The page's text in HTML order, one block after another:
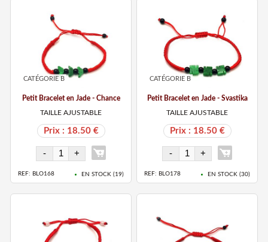
CATÉGORIE B
Petit Bracelet en Jade - Chance
TAILLE AJUSTABLE
Prix : 18.50 €
REF: BLO168 EN STOCK ( 19)
CATÉGORIE B
Petit Bracelet en Jade - Svastika
TAILLE AJUSTABLE
Prix : 18.50 €
REF: BLO178 EN STOCK (30)